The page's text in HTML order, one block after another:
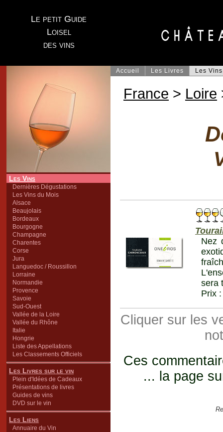
Le petit Guide
Loisel
des vins
Les Vins
Dernières Dégustations
Les Vins du Mois
Alsace
Beaujolais
Bordeaux
Bourgogne
Champagne
Charentes
Corse
Jura
Languedoc / Roussillon
Lorraine
Normandie
Provence
Savoie
Sud-Ouest
Vallée de la Loire
Vallée du Rhône
Italie
Hongrie
Liste des Appellations
Les Classements Officiels
Les Livres sur le vin
Plein d'Idées de Cadeaux
Présentations de livres
Guides de vins
DVD sur le vin
Les Liens
Annuaire du Vin
Accueil Les Livres Les Vins
France > Loire
Nez
sera
Prix
Cliquer sur les
Ces
... la page